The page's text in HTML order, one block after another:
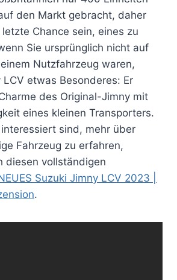
den Markt gebracht, daher
Chance sein, eines zu
Sie ursprünglich nicht auf
Nutzfahrzeug waren,
etwas Besonderes: Er
des Original-Jimny mit
eines kleinen Transporters.
sind, mehr über
Fahrzeug zu erfahren,
diesen vollständigen
Suzuki Jimny LCV 2023 |
.